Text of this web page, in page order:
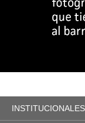
INSTITUCIONALES